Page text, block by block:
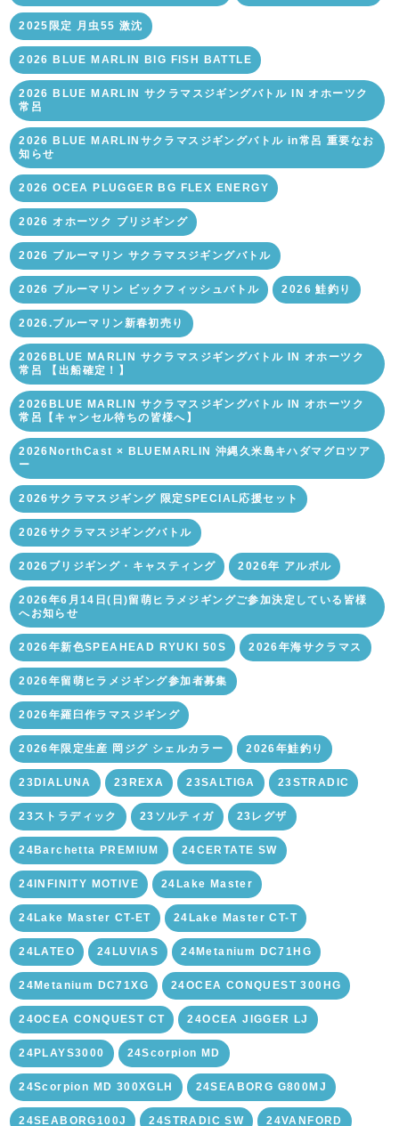
2025限定 月虫55 激沈
2026 BLUE MARLIN BIG FISH BATTLE
2026 BLUE MARLIN サクラマスジギングバトル IN オホーツク
常呂
2026 BLUE MARLINサクラマスジギングバトル in常呂 重要なお
知らせ
2026 OCEA PLUGGER BG FLEX ENERGY
2026 オホーツク ブリジギング
2026 ブルーマリン サクラマスジギングバトル
2026 ブルーマリン ビックフィッシュバトル 2026 鮭釣り
2026.ブルーマリン新春初売り
2026BLUE MARLIN サクラマスジギングバトル IN オホーツク
常呂 【出船確定！】
2026BLUE MARLIN サクラマスジギングバトル IN オホーツク
常呂【キャンセル待ちの皆様へ】
2026NorthCast × BLUEMARLIN 沖縄久米島キハダマグロツア
ー
2026サクラマスジギング 限定SPECIAL応援セット
2026サクラマスジギングバトル
2026ブリジギング・キャスティング 2026年 アルボル
2026年6月14日(日)留萌ヒラメジギングご参加決定している皆様
へお知らせ
2026年新色SPEAHEAD RYUKI 50S 2026年海サクラマス
2026年留萌ヒラメジギング参加者募集
2026年羅臼作ラマスジギング
2026年限定生産 岡ジグ シェルカラー 2026年鮭釣り
23DIALUNA 23REXA 23SALTIGA 23STRADIC
23ストラディック 23ソルティガ 23レグザ
24Barchetta PREMIUM 24CERTATE SW
24INFINITY MOTIVE 24Lake Master
24Lake Master CT-ET 24Lake Master CT-T
24LATEO 24LUVIAS 24Metanium DC71HG
24Metanium DC71XG 24OCEA CONQUEST 300HG
24OCEA CONQUEST CT 24OCEA JIGGER LJ
24PLAYS3000 24Scorpion MD
24Scorpion MD 300XGLH 24SEABORG G800MJ
24SEABORG100J 24STRADIC SW 24VANFORD